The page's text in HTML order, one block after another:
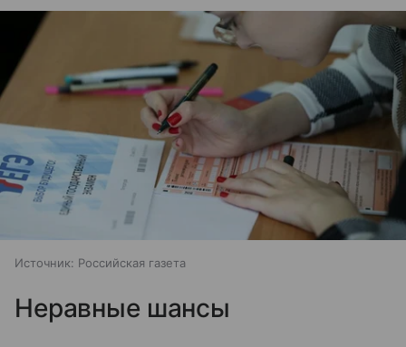
Источник: Российская газета
Неравные шансы